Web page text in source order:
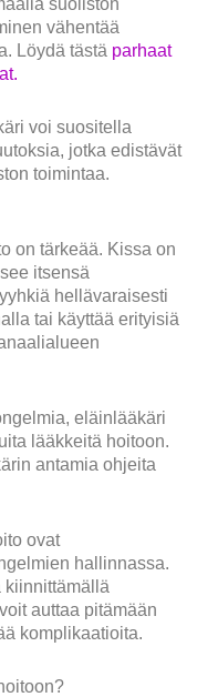
vähentää
Löydä tästä parhaat
voi suositella
jotka edistävät
toimintaa.
on tärkeää. Kissa on
itsensä
hellävaraisesti
tai käyttää erityisiä
eläinlääkäri
lääkkeitä hoitoon.
antamia ohjeita
ovat
hallinnassa.
kiinnittämällä
auttaa pitämään
komplikaatioita.